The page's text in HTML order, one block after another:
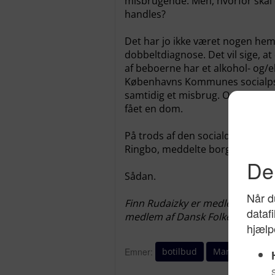
handles?
Det har jo ikke været nogen
dobbeltdiagnose. Det vil sige,
af beboerne har et alkohol- og/
Københavns Kommunes
samtidig et misbrug. Og på
fået en dom.
På trods af den
Ringbo, meddelte
Sådan.
Finn Rudaizky er medlem af
medlem af Dansk Folkeparti
Emner: botilbud Manu Sareen